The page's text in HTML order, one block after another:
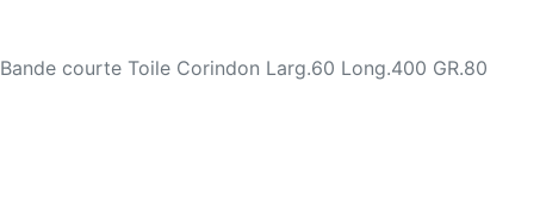
Bande courte Toile Corindon Larg.60 Long.400 GR.80